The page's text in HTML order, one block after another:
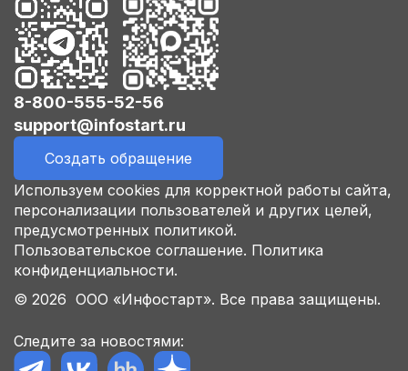
8-800-555-52-56
support@infostart.ru
Создать обращение
Используем cookies для корректной работы сайта,
персонализации пользователей и других целей,
предусмотренных политикой.
Пользовательское соглашение. Политика
конфиденциальности.
© 2026 ООО «Инфостарт». Все права защищены.
Следите за новостями: